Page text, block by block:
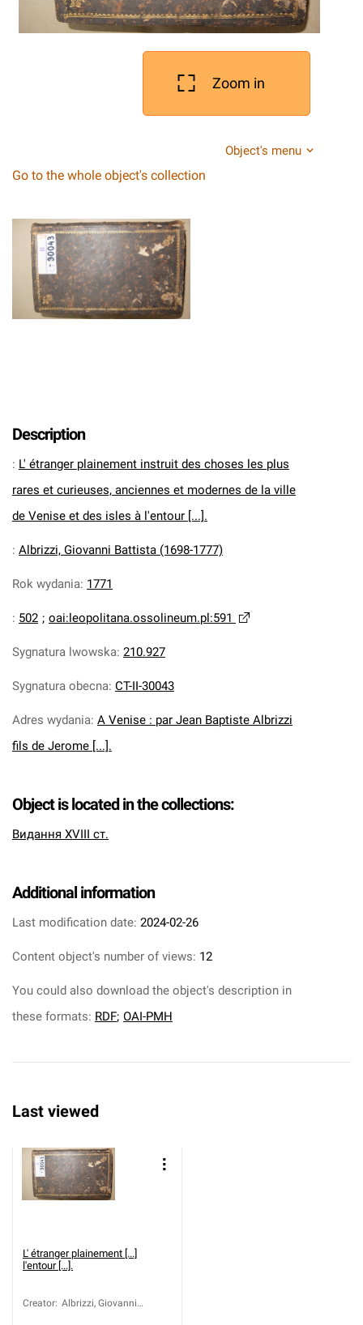
Zoom in
Object's menu
Go to the whole object's collection
Description
: L' étranger plainement instruit des choses les plus
rares et curieuses, anciennes et modernes de la ville
de Venise et des isles à l'entour [...].
: Albrizzi, Giovanni Battista (1698-1777)
Rok wydania: 1771
: 502 ; oai:leopolitana.ossolineum.pl:591
Sygnatura lwowska: 210.927
Sygnatura obecna: CT-II-30043
Adres wydania: A Venise : par Jean Baptiste Albrizzi
fils de Jerome [...].
Object is located in the collections:
Видання XVIII ст.
Additional information
Last modification date: 2024-02-26
Content object's number of views: 12
You could also download the object's description in
these formats: RDF; OAI-PMH
Last viewed
L' étranger plainement [...]
l'entour [...].
Creator: Albrizzi, Giovanni